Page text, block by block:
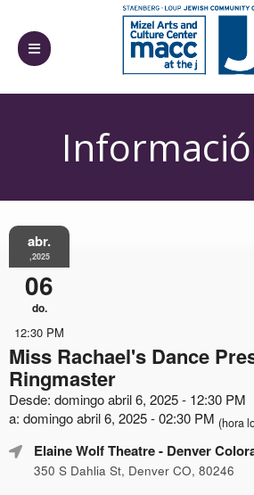
abr.
,2025
06
do.
12:30 PM
Miss Rachael's Dance
Ringmaster
Desde: domingo abril 6, 2025 - 12:30 PM
a: domingo abril 6, 2025 - 02:30 PM (hora
Elaine Wolf Theatre- Denver
350 S Dahlia St, Denver CO, 80246